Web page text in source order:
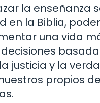
la enseñanza
en la Biblia,
una vida
justicia y la
propios